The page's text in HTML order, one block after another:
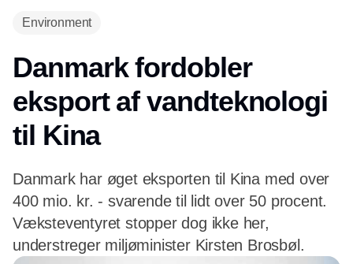
Environment
Danmark fordobler
eksport af vandteknologi
til Kina
Danmark har øget eksporten til Kina med over
400 mio. kr. - svarende til lidt over 50 procent.
Væksteventyret stopper dog ikke her,
understreger miljøminister Kirsten Brosbøl.